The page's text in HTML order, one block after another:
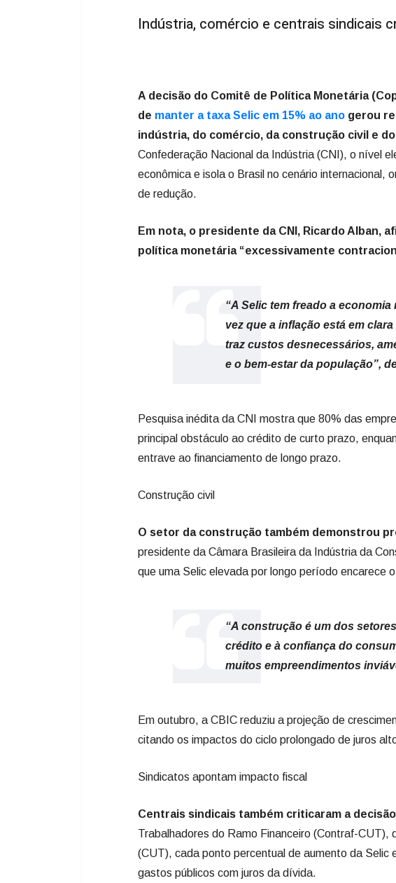
Indústria, comércio e centrais sindicais
A decisão do Comitê de Política Monetária
de manter a taxa Selic em 15% ao ano gerou
indústria, do comércio, da construção civil e
Confederação Nacional da Indústria (CNI), o nível
econômica e isola o Brasil no cenário internacional,
de redução.
Em nota, o presidente da CNI, Ricardo Alban,
política monetária “excessivamente
“A Selic tem freado a
vez que a inflação está em
traz custos desnecessários,
e o bem-estar da população”,
Pesquisa inédita da CNI mostra que 80% das
principal obstáculo ao crédito de curto prazo,
entrave ao financiamento de longo prazo.
Construção civil
O setor da construção também demonstrou
presidente da Câmara Brasileira da Indústria da
que uma Selic elevada por longo período encarece
“A construção é um dos
crédito e à confiança do
muitos empreendimentos
Em outubro, a CBIC reduziu a projeção de
citando os impactos do ciclo prolongado de juros
Sindicatos apontam impacto fiscal
Centrais sindicais também criticaram a
Trabalhadores do Ramo Financeiro (Contraf-CUT),
(CUT), cada ponto percentual de aumento da Selic
gastos públicos com juros da dívida.